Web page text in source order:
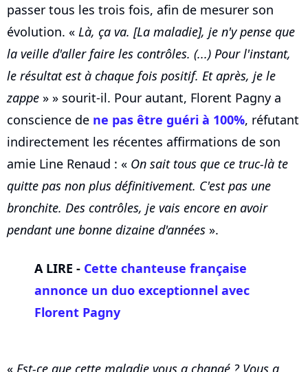
passer tous les trois fois, afin de mesurer son
évolution. « Là, ça va. [La maladie], je n'y pense que
la veille d'aller faire les contrôles. (...) Pour l'instant,
le résultat est à chaque fois positif. Et après, je le
zappe » » sourit-il. Pour autant, Florent Pagny a
conscience de ne pas être guéri à 100%, réfutant
indirectement les récentes affirmations de son
amie Line Renaud : « On sait tous que ce truc-là te
quitte pas non plus définitivement. C'est pas une
bronchite. Des contrôles, je vais encore en avoir
pendant une bonne dizaine d'années ».
A LIRE - Cette chanteuse française
annonce un duo exceptionnel avec
Florent Pagny
« Est-ce que cette maladie vous a changé ? Vous a